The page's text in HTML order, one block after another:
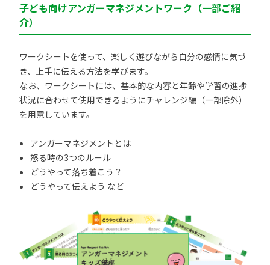
子ども向けアンガーマネジメントワーク（一部ご紹
介）
ワークシートを使って、楽しく遊びながら自分の感情に気づ
き、上手に伝える方法を学びます。
なお、ワークシートには、基本的な内容と年齢や学習の進捗
状況に合わせて使用できるようにチャレンジ編（一部除外）
を用意しています。
アンガーマネジメントとは
怒る時の3つのルール
どうやって落ち着こう？
どうやって伝えよう など